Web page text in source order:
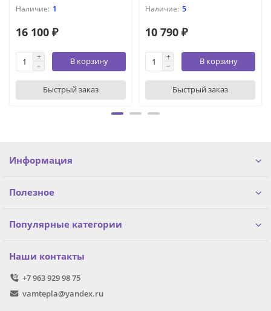
1
16 100 ₽
В корзину
Быстрый заказ
5
10 790 ₽
В корзину
Быстрый заказ
Информация
Полезное
Популярные категории
Наши контакты
+7 963 929 98 75
vamtepla@yandex.ru